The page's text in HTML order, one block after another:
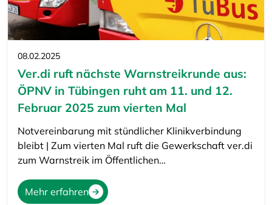
08.02.2025
Ver.di ruft nächste Warnstreikrunde aus:
ÖPNV in Tübingen ruht am 11. und 12.
Februar 2025 zum vierten Mal
Notvereinbarung mit stündlicher Klinikverbindung
bleibt | Zum vierten Mal ruft die Gewerkschaft ver.di
zum Warnstreik im Öffentlichen…
Mehr erfahren